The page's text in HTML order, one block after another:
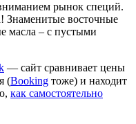
рынок специй.
Знаменитые восточные
масла – с пустыми
— сайт сравнивает цены
(Booking тоже) и находит
как самостоятельно